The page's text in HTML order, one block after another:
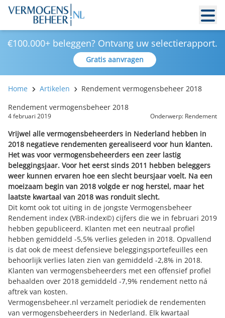
€100.000+ beleggen? Ontvang uw selectierapport.
Gratis aanvragen
Home Artikelen
Rendement vermogensbeheer 2018
Rendement vermogensbeheer 2018
4 februari 2019 Onderwerp: Rendement
Vrijwel alle vermogensbeheerders in Nederland hebben in
2018 negatieve rendementen gerealiseerd voor hun klanten.
Het was voor vermogensbeheerders een zeer lastig
beleggingsjaar. Voor het eerst sinds 2011 hebben beleggers
weer kunnen ervaren hoe een slecht beursjaar voelt. Na een
moeizaam begin van 2018 volgde er nog herstel, maar het
laatste kwartaal van 2018 was ronduit slecht.
Dit komt ook tot uiting in de jongste Vermogensbeheer
Rendement index (VBR-index©) cijfers die we in februari 2019
hebben gepubliceerd. Klanten met een neutraal profiel
hebben gemiddeld -5,5% verlies geleden in 2018. Opvallend
is dat ook de meest defensieve beleggingsportefeuilles een
behoorlijk verlies laten zien van gemiddeld -2,8% in 2018.
Klanten van vermogensbeheerders met een offensief profiel
behaalden over 2018 gemiddeld -7,9% rendement netto ná
aftrek van kosten.
Vermogensbeheer.nl verzamelt periodiek de rendementen
van vermogensbeheerders in Nederland. Elk kwartaal